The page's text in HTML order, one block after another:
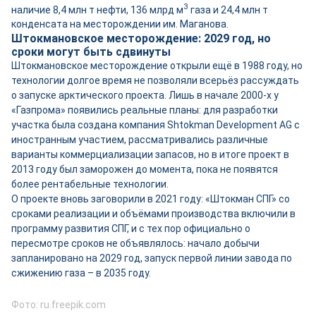
наличие 8,4 млн т нефти, 136 млрд м3 газа и 24,4 млн т
конденсата на месторождении им. Маганова.
Штокмановское месторождение: 2029 год, но
сроки могут быть сдвинуты
Штокмановское месторождение открыли ещё в 1988 году, но
технологии долгое время не позволяли всерьёз рассуждать
о запуске арктического проекта. Лишь в начале 2000-х у
«Газпрома» появились реальные планы: для разработки
участка была создана компания Shtokman Development AG с
иностранным участием, рассматривались различные
варианты коммерциализации запасов, но в итоге проект в
2013 году был заморожен до момента, пока не появятся
более рентабельные технологии.
О проекте вновь заговорили в 2021 году: «Штокман СПГ» со
сроками реализации и объёмами производства включили в
программу развития СПГ, и с тех пор официально о
пересмотре сроков не объявлялось: начало добычи
запланировано на 2029 год, запуск первой линии завода по
сжижению газа – в 2035 году.
Фото: ru.freepik.com